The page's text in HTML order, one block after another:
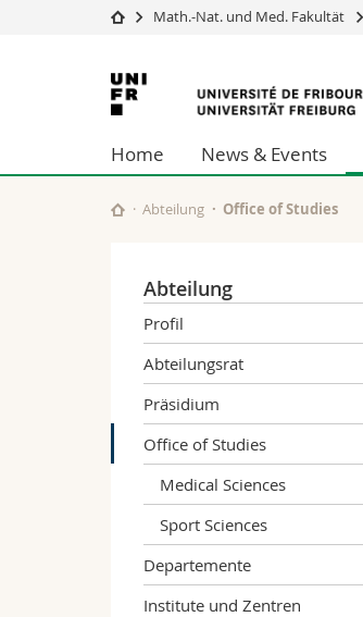
Universität
Studium
Forschung
Universität
Weiterbildung
Math.-Nat. und Med. Fakultät
Universität
Freiburg
Home News & Events
Abteilung Office of Studies
Abteilung
Profil
Abteilungsrat
Präsidium
Office of Studies
Medical Sciences
Sport Sciences
Departemente
Institute und Zentren